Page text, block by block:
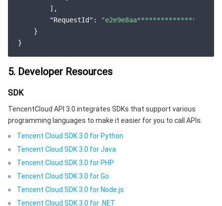
        ],
"RequestId" :
    }
5. Developer Resources
SDK
TencentCloud API 3.0 integrates SDKs that support various
programming languages to make it easier for you to call APIs.
Tencent Cloud SDK 3.0 for Python
Tencent Cloud SDK 3.0 for Java
Tencent Cloud SDK 3.0 for PHP
Tencent Cloud SDK 3.0 for Go
Tencent Cloud SDK 3.0 for Node.js
Tencent Cloud SDK 3.0 for .NET